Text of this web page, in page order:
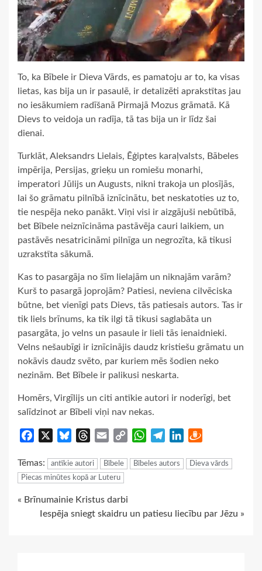
To, ka Bībele ir Dieva Vārds, es pamatoju ar to, ka visas
lietas, kas bija un ir pasaulē, ir detalizēti aprakstītas jau
no iesākumiem radīšanā Pirmajā Mozus grāmatā. Kā
Dievs to veidoja un radīja, tā tas bija un ir līdz šai
dienai.
Turklāt, Aleksandrs Lielais, Ēģiptes karaļvalsts, Bābeles
impērija, Persijas, grieķu un romiešu monarhi,
imperatori Jūlijs un Augusts, nikni trakoja un plosījās,
lai šo grāmatu pilnībā iznīcinātu, bet neskatoties uz to,
tie nespēja neko panākt. Viņi visi ir aizgājuši nebūtībā,
bet Bībele neiznīcināma pastāvēja cauri laikiem, un
pastāvēs nesatricināmi pilnīga un negrozīta, kā tikusi
uzrakstīta sākumā.
Kas to pasargāja no šīm lielajām un niknajām varām?
Kurš to pasargā joprojām? Patiesi, neviena cilvēciska
būtne, bet vienīgi pats Dievs, tās patiesais autors. Tas ir
tik liels brīnums, ka tik ilgi tā tikusi saglabāta un
pasargāta, jo velns un pasaule ir lieli tās ienaidnieki.
Velns nešaubīgi ir iznīcinājis daudz kristiešu grāmatu un
nokāvis daudz svēto, par kuriem mēs šodien neko
nezinām. Bet Bībele ir palikusi neskarta.
Homērs, Virgīlijs un citi antīkie autori ir noderīgi, bet
salīdzinot ar Bībeli viņi nav nekas.
Facebook BlueskyThreads
Email
Copy
WhatsApp
TelegramLinkedIn
Tēmas: antīkie autori Bībele Bībeles autors
Dieva vārds
Piecas minūtes kopā ar Luteru
Continue
« Brīnumainie Kristus darbi
Iespēja sniegt skaidru un patiesu liecību par Jēzu »